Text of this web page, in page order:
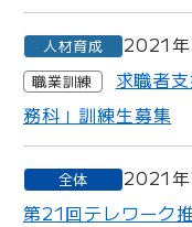
人材育成 2021
職業訓練
求職者
務科」訓練生募集
全体
2021
第21回テレワーク